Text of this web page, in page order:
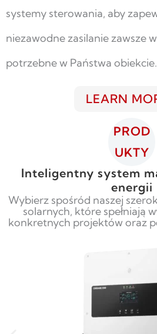
systemy sterowania, aby
niezawodne zasilanie zawsze
potrzebne w Państwa obiekcie.
LEARN
PROD
UKTY
Inteligentny system
energii
Wybierz spośród naszej
solarnych, które spełniają
konkretnych projektów oraz